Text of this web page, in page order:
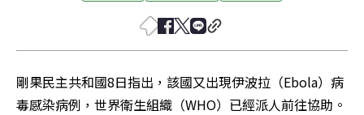
剛果民主共和國8日指出，該國又出現伊波拉（Ebola）病
毒感染病例，世界衛生組織（WHO）已經派人前往協助。